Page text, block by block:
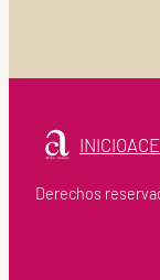
INICIO
Derechos